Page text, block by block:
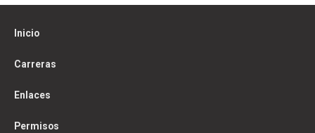
Inicio
Carreras
Enlaces
Permisos